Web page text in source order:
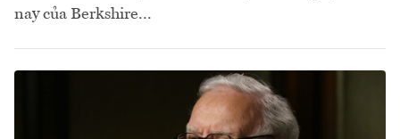
nay của Berkshire...